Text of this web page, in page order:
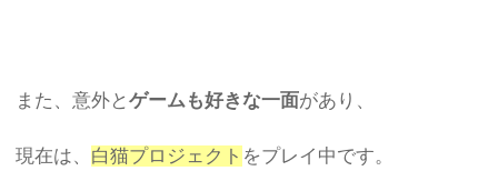
また、意外とゲームも好きな一面があり、
現在は、 白猫プロジェクト をプレイ中です。